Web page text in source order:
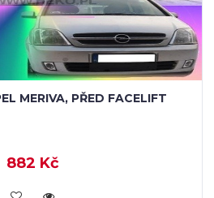
MERIVA, PŘED FACELIFT
882 Kč
KOUPIT